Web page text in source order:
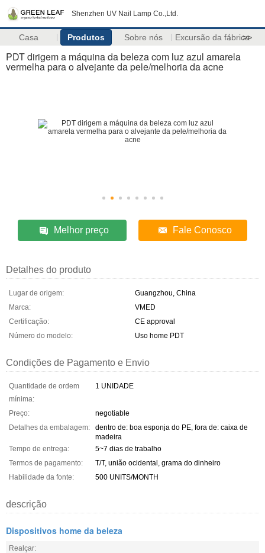
Shenzhen UV Nail Lamp Co.,Ltd.
Casa Produtos Sobre nós Excursão da fábrica
>>
PDT dirigem a máquina da beleza com luz azul amarela
vermelha para o alvejante da pele/melhoria da acne
Melhor preço Fale Conosco
Detalhes do produto
Lugar de origem:
Guangzhou, China
Marca:
VMED
Certificação:
CE approval
Número do modelo:
Uso home PDT
Condições de Pagamento e Envio
Quantidade de ordem
mínima:
1 UNIDADE
Preço:
negotiable
Detalhes da embalagem:
dentro de: boa esponja do PE, fora de: caixa de
madeira
Tempo de entrega:
5~7 dias de trabalho
Termos de pagamento:
T/T, união ocidental, grama do dinheiro
Habilidade da fonte:
500 UNITS/MONTH
descrição
Dispositivos home da beleza
Realçar: